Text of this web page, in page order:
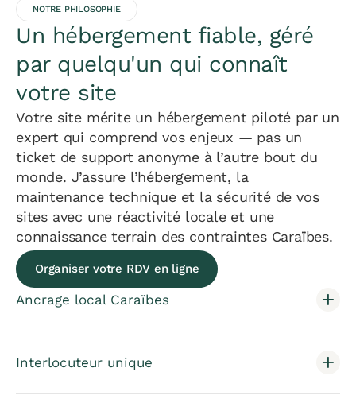
NOTRE PHILOSOPHIE
Un hébergement fiable, géré
par quelqu'un qui connaît
votre site
Votre site mérite un hébergement piloté par un
expert qui comprend vos enjeux — pas un
ticket de support anonyme à l’autre bout du
monde. J’assure l’hébergement, la
maintenance technique et la sécurité de vos
sites avec une réactivité locale et une
connaissance terrain des contraintes Caraïbes.
Organiser votre RDV en ligne
Ancrage local Caraïbes
Interlocuteur unique